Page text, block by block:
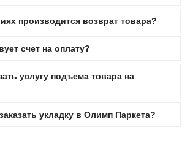
производится возврат товара?
счет на оплату?
услугу подъема товара на
укладку в Олимп Паркета?